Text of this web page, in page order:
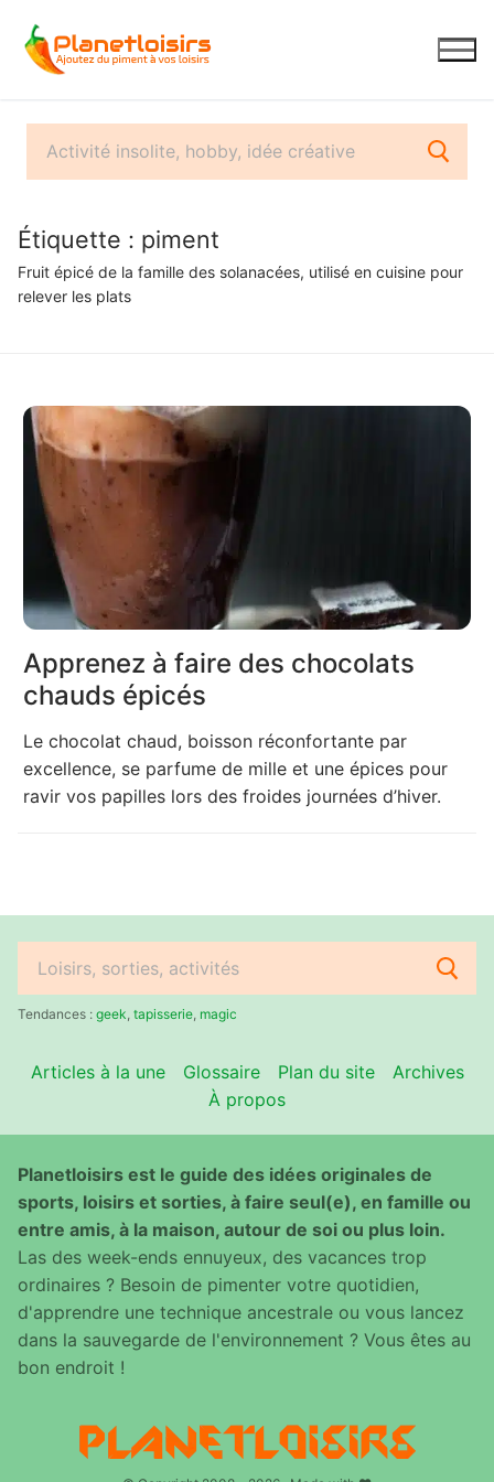
contenu
Étiquette : piment
Fruit épicé de la famille des solanacées, utilisé en cuisine pour
relever les plats
Apprenez à faire des chocolats
chauds épicés
Le chocolat chaud, boisson réconfortante par
excellence, se parfume de mille et une épices pour
ravir vos papilles lors des froides journées d’hiver.
Rechercher
:Tendances : geek tapisserie magic
Articles à la une Glossaire Plan du site
Archives
À propos
Planetloisirs est le guide des idées originales de
sports, loisirs et sorties, à faire seul(e), en famille ou
entre amis, à la maison, autour de soi ou plus loin.
Las des week-ends ennuyeux, des vacances trop
ordinaires ? Besoin de pimenter votre quotidien,
d'apprendre une technique ancestrale ou vous lancez
dans la sauvegarde de l'environnement ? Vous êtes au
bon endroit !